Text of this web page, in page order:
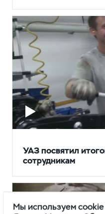
УАЗ посвятил
сотрудникам
Мы используем cookie